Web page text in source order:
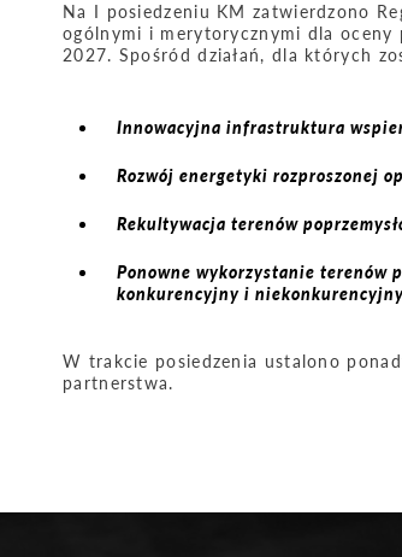
Na I posiedzeniu KM zatwierdzono
ogólnymi i merytorycznymi dla oceny
2027. Spośród działań, dla których
Innowacyjna infrastruktura
Rozwój energetyki rozproszonej
Rekultywacja terenów
Ponowne wykorzystanie terenów
konkurencyjny i
W trakcie posiedzenia ustalono
partnerstwa.